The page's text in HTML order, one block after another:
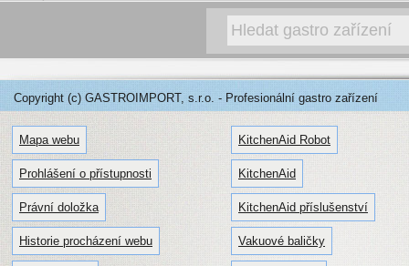
Copyright (c) GASTROIMPORT, s.r.o. - Profesionální gastro zařízení
Mapa webu
Prohlášení o přístupnosti
Právní doložka
Historie procházení webu
KitchenAid Robot
KitchenAid
KitchenAid příslušenství
Vakuové baličky